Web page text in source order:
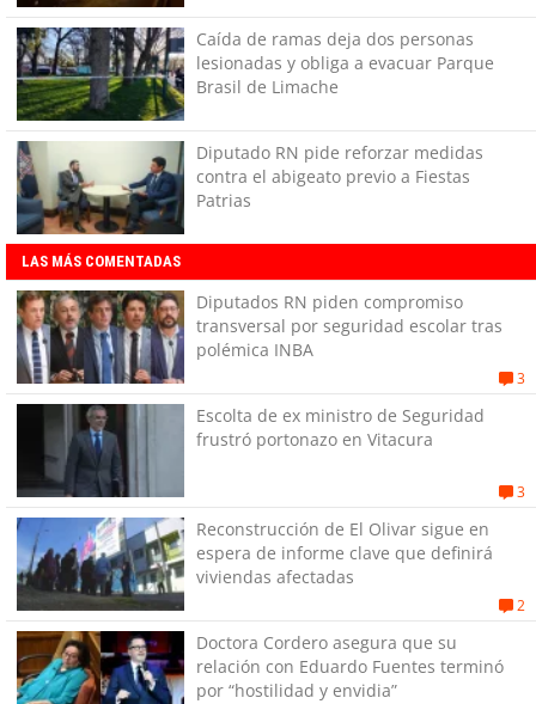
Caída de ramas deja dos personas
lesionadas y obliga a evacuar Parque
Brasil de Limache
Diputado RN pide reforzar medidas
contra el abigeato previo a Fiestas
Patrias
LAS MÁS COMENTADAS
Diputados RN piden compromiso
transversal por seguridad escolar tras
polémica INBA
3
Escolta de ex ministro de Seguridad
frustró portonazo en Vitacura
3
Reconstrucción de El Olivar sigue en
espera de informe clave que definirá
viviendas afectadas
2
Doctora Cordero asegura que su
relación con Eduardo Fuentes terminó
por “hostilidad y envidia”